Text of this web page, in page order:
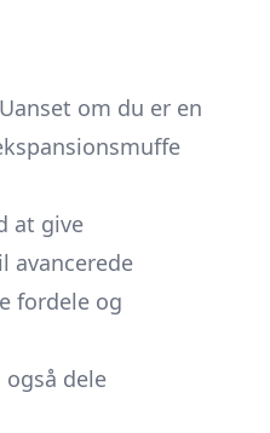
om du er en
at give
avancerede
fordele og
dele